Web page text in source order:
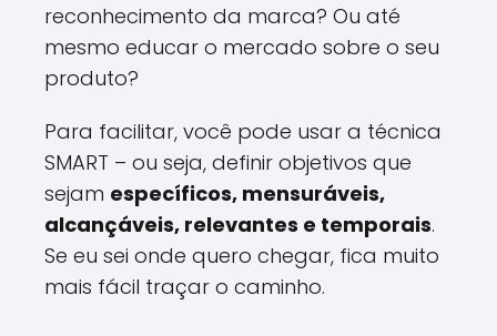
reconhecimento da marca? Ou até
mesmo educar o mercado sobre o seu
produto?
Para facilitar, você pode usar a técnica
SMART – ou seja, definir objetivos que
sejam específicos, mensuráveis,
alcançáveis, relevantes e temporais.
Se eu sei onde quero chegar, fica muito
mais fácil traçar o caminho.